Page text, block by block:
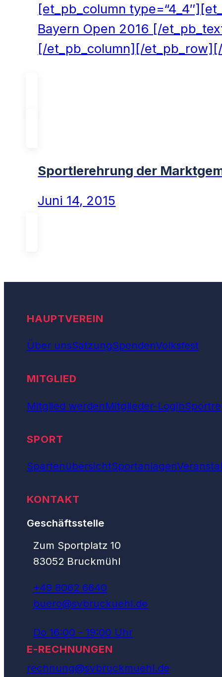
[et_pb_column
Bayern Open 2016 [/
[/et_pb_column][/
Sportlerehrung der
Juni 14, 2015
HAUPTVEREIN
Über unsSatzungSpendenVolksfest
MITGLIED
Mitglied werdenMitglieder-Login
SPORT
SpartenübersichtSportanlagen
KONTAKT
Geschäftsstelle
Zum Sportplatz 10
83052 Bruckmühl
+49 8062 6640
buero@svbruckuehl.de
Do 16:00 - 19:00 Uhr
E-RECHNUNGEN
rechnung@svbruckmuehl.de